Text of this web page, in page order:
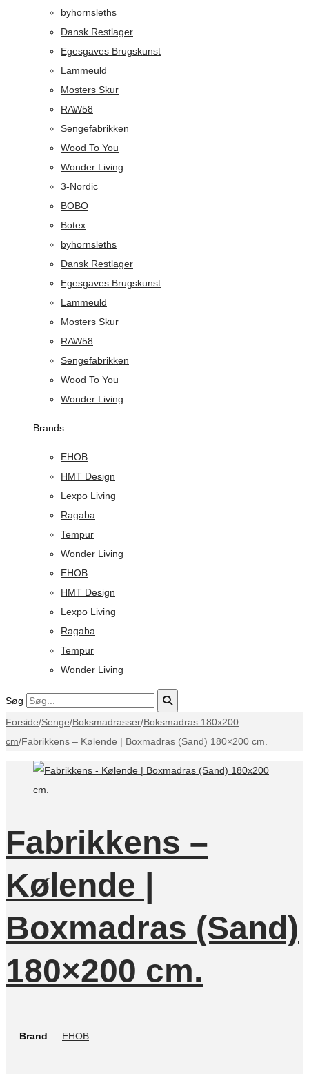
byhornsleths
Dansk Restlager
Egesgaves Brugskunst
Lammeuld
Mosters Skur
RAW58
Sengefabrikken
Wood To You
Wonder Living
3-Nordic
BOBO
Botex
byhornsleths
Dansk Restlager
Egesgaves Brugskunst
Lammeuld
Mosters Skur
RAW58
Sengefabrikken
Wood To You
Wonder Living
Brands
EHOB
HMT Design
Lexpo Living
Ragaba
Tempur
Wonder Living
EHOB
HMT Design
Lexpo Living
Ragaba
Tempur
Wonder Living
Søg
Forside/Senge/Boksmadrasser/Boksmadras 180x200
cm/Fabrikkens – Kølende | Boxmadras (Sand) 180×200 cm.
Fabrikkens –
Kølende |
Boxmadras (Sand)
180×200 cm.
Brand EHOB